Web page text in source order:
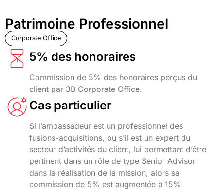
Patrimoine Professionnel
Corporate Office
5% des honoraires
Commission de 5% des honoraires perçus du
client par 3B Corporate Office.
Cas particulier
Si l’ambassadeur est un professionnel des
fusions-acquisitions, ou s’il est un expert du
secteur d’activités du client, lui permettant d’être
pertinent dans un rôle de type Senior Advisor
dans la réalisation de la mission, alors sa
commission de 5% est augmentée à 15%.